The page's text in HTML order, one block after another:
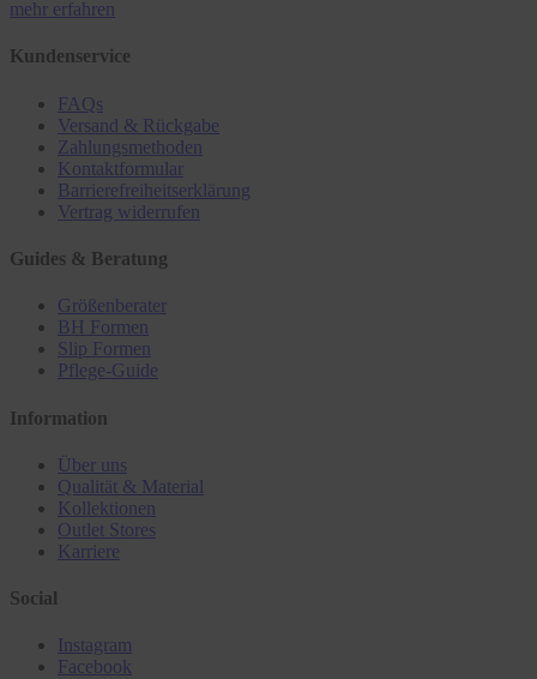
mehr erfahren
Kundenservice
FAQs
Versand & Rückgabe
Zahlungsmethoden
Kontaktformular
Barrierefreiheitserklärung
Vertrag widerrufen
Guides & Beratung
Größenberater
BH Formen
Slip Formen
Pflege-Guide
Information
Über uns
Qualität & Material
Kollektionen
Outlet Stores
Karriere
Social
Instagram
Facebook